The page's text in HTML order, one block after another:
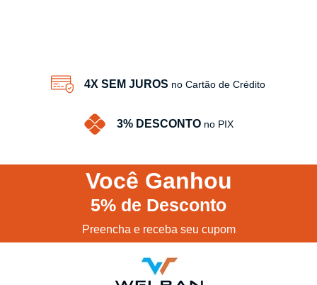
4X SEM JUROS no Cartão de Crédito
3% DESCONTO no PIX
Você Ganhou
5% de Desconto
Preencha e receba seu cupom